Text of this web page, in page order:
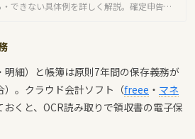
できない具体例を詳しく解説。確定申告で
細）と帳簿は原則7年間の保存義務が
）。クラウド会計ソフト（freee ・ マネ
くと、OCR読み取りで領収書の電子保